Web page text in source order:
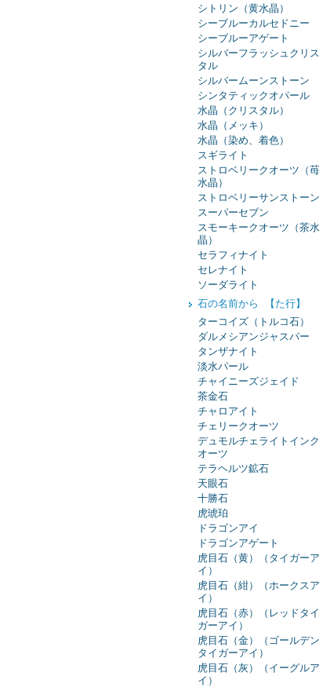
シトリン（黄水晶）
シーブルーカルセドニー
シーブルーアゲート
シルバーフラッシュクリス
タル
シルバームーンストーン
シンタティックオパール
水晶（クリスタル）
水晶（メッキ）
水晶（染め、着色）
スギライト
ストロベリークオーツ（苺
水晶）
ストロベリーサンストーン
スーパーセブン
スモーキークオーツ（茶水
晶）
セラフィナイト
セレナイト
ソーダライト
石の名前から 【た行】
ターコイズ（トルコ石）
ダルメシアンジャスパー
タンザナイト
淡水パール
チャイニーズジェイド
茶金石
チャロアイト
チェリークオーツ
デュモルチェライトインク
オーツ
テラヘルツ鉱石
天眼石
十勝石
虎琥珀
ドラゴンアイ
ドラゴンアゲート
虎目石（黄）（タイガーア
イ）
虎目石（紺）（ホークスア
イ）
虎目石（赤）（レッドタイ
ガーアイ）
虎目石（金）（ゴールデン
タイガーアイ）
虎目石（灰）（イーグルア
イ）